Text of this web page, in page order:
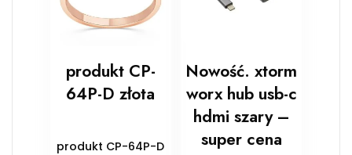
produkt CP-
64P-D złota
produkt CP-64P-D
Nowość. xtorm
worx hub usb-c
hdmi szary –
super cena